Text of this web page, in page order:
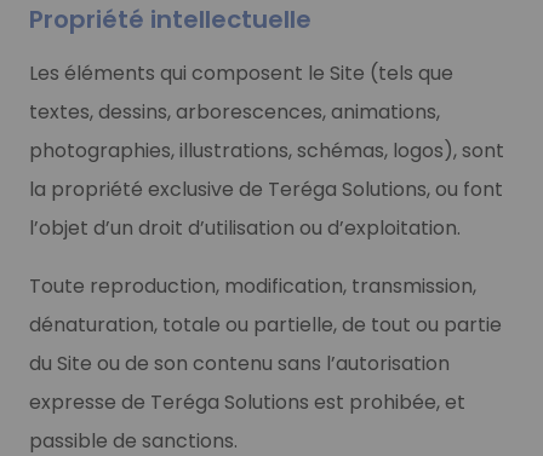
Propriété intellectuelle
Les éléments qui composent le Site (tels que
textes, dessins, arborescences, animations,
photographies, illustrations, schémas, logos), sont
la propriété exclusive de Teréga Solutions, ou font
l’objet d’un droit d’utilisation ou d’exploitation.
Toute reproduction, modification, transmission,
dénaturation, totale ou partielle, de tout ou partie
du Site ou de son contenu sans l’autorisation
expresse de Teréga Solutions est prohibée, et
passible de sanctions.